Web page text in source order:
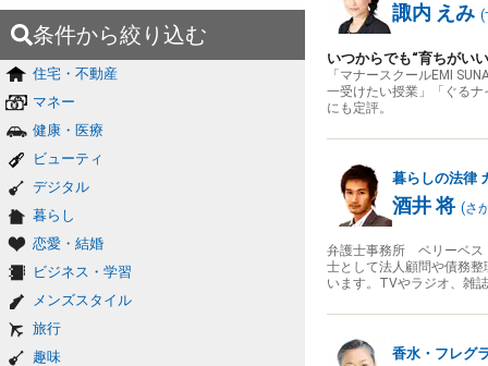
条件から絞り込む
住宅・不動産
マネー
健康・医療
ビューティ
デジタル
暮らし
恋愛・結婚
ビジネス・学習
メンズスタイル
旅行
趣味
諏内 えみ (
いつからでも“育ちがい
「マナースクールEMI
一受けたい授業」「ぐる
にも定評。
暮らしの法律
酒井 将 (さ
弁護士事務所 ベリーベス
士として法人顧問や債務
います。TVやラジオ、雑
香水・フレグ